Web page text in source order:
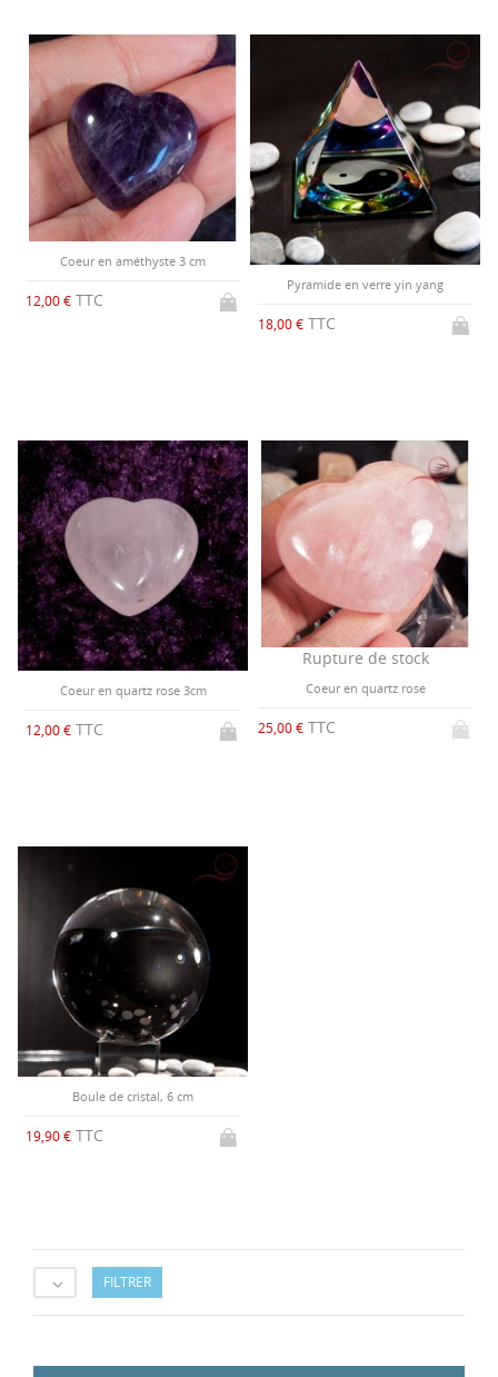
Coeur en améthyste 3 cm
12,00 € TTC
Pyramide en verre yin yang
18,00 € TTC
Coeur en quartz rose 3cm
12,00 € TTC
Rupture de stock
Coeur en quartz rose
25,00 € TTC
Boule de cristal, 6 cm
19,90 € TTC
 FILTRER